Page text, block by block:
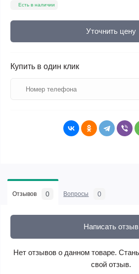
Есть в наличии
Уточнить цену
Купить в один клик
Отзывов 0 Вопросы 0
Написать отзыв
Нет отзывов о данном товаре.
свой отзыв.